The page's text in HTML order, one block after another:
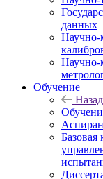
данных
Научно-
Научно-
Обучение
Назад